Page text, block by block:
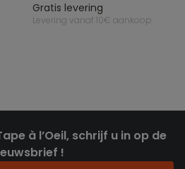
gratis levering
levering vanaf 10€ aankoop
à l’Oeil, schrijf u in op de
!